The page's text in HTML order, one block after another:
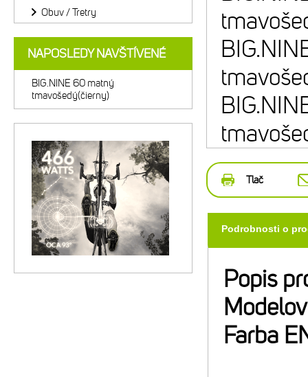
Tlač
Podrobnosti o
Popis
Farba
Obuv / Tretry
NAPOSLEDY NAVŠTÍVENÉ
BIG.NINE 60 matný
tmavošedý(čierny)